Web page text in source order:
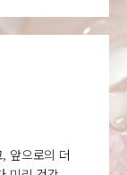
앞으로의 더